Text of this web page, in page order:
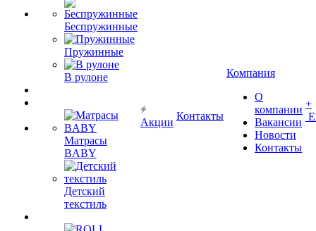
Беспружинные
Пружинные
В рулоне
Матрасы
BABY
Детский
текстиль
Акции
Контакты
Компания
О
компании
Вакансии
Новости
Контакты
+